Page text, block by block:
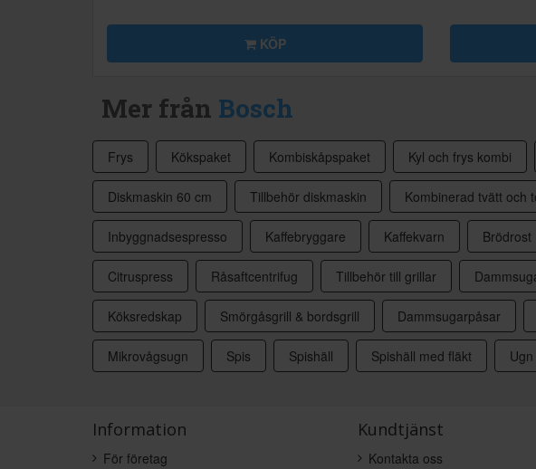
KÖP
Mer från Bosch
Frys Kökspaket Kombiskåpspaket Kyl och frys kombi
Diskmaskin 60 cm Tillbehör diskmaskin Kombinerad tvätt och
Inbyggnadsespresso Kaffebryggare Kaffekvarn Brödrost
Citruspress Råsaftcentrifug Tillbehör till grillar
Köksredskap Smörgåsgrill & bordsgrill Dammsugarpåsar
Mikrovågsugn Spis Spishäll Spishäll med fläkt Ugn
Information
För företag
Kundtjänst
Kontakta oss